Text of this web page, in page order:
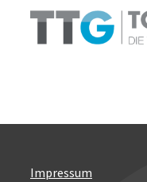
Impressum